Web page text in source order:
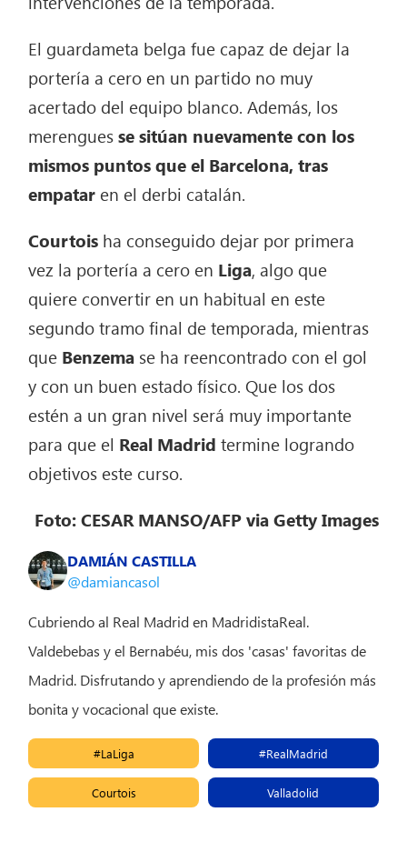
El guardameta belga fue capaz de dejar la
portería a cero en un partido no muy
acertado del equipo blanco. Además, los
merenguesse sitúan nuevamente con los
mismos puntos que el Barcelona, tras
empatar en el derbi catalán.
Courtois ha conseguido dejar por primera
vez la portería a cero en Liga, algo que
quiere convertir en un habitual en este
segundo tramo final de temporada, mientras
que Benzema se ha reencontrado con el gol
y con un buen estado físico. Que los dos
estén a un gran nivel será muy importante
para que el Real Madrid termine logrando
objetivos este curso.
Foto: CESAR MANSO/AFP via Getty Images
DAMIÁN CASTILLA
@damiancasol
Cubriendo al Real Madrid en MadridistaReal.
Valdebebas y el Bernabéu, mis dos 'casas' favoritas de
Madrid. Disfrutando y aprendiendo de la profesión más
bonita y vocacional que existe.
#LaLiga #RealMadrid
Courtois Valladolid